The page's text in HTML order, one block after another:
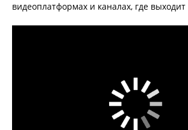
видеоплатформах и каналах, где выходит